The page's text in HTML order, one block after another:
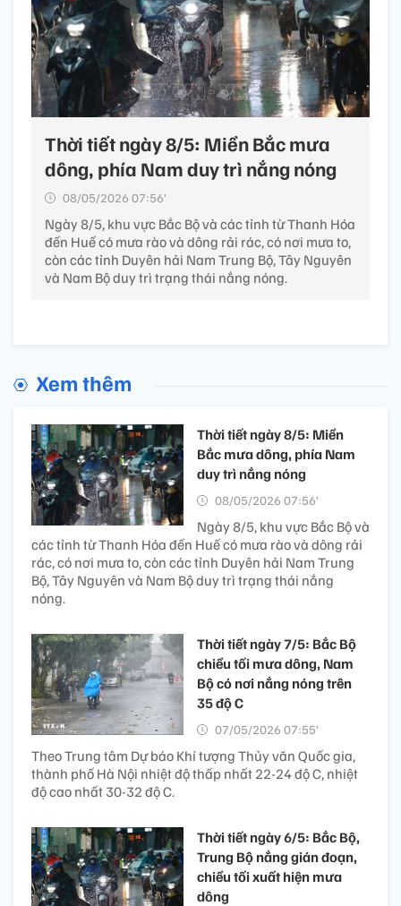
Thời tiết ngày 8/5: Miền Bắc mưa
dông, phía Nam duy trì nắng nóng
08/05/2026 07:56’
Ngày 8/5, khu vực Bắc Bộ và các tỉnh từ Thanh Hóa
đến Huế có mưa rào và dông rải rác, có nơi mưa to,
còn các tỉnh Duyên hải Nam Trung Bộ, Tây Nguyên
và Nam Bộ duy trì trạng thái nắng nóng.
Xem thêm
Thời tiết ngày 8/5: Miền
Bắc mưa dông, phía Nam
duy trì nắng nóng
08/05/2026 07:56’
Ngày 8/5, khu vực Bắc Bộ và
các tỉnh từ Thanh Hóa đến Huế có mưa rào và dông rải
rác, có nơi mưa to, còn các tỉnh Duyên hải Nam Trung
Bộ, Tây Nguyên và Nam Bộ duy trì trạng thái nắng
nóng.
Thời tiết ngày 7/5: Bắc Bộ
chiều tối mưa dông, Nam
Bộ có nơi nắng nóng trên
35 độ C
07/05/2026 07:55’
Theo Trung tâm Dự báo Khí tượng Thủy văn Quốc gia,
thành phố Hà Nội nhiệt độ thấp nhất 22-24 độ C, nhiệt
độ cao nhất 30-32 độ C.
Thời tiết ngày 6/5: Bắc Bộ,
Trung Bộ nắng gián đoạn,
chiều tối xuất hiện mưa
dông